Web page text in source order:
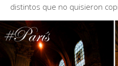
distintos que no quisieron